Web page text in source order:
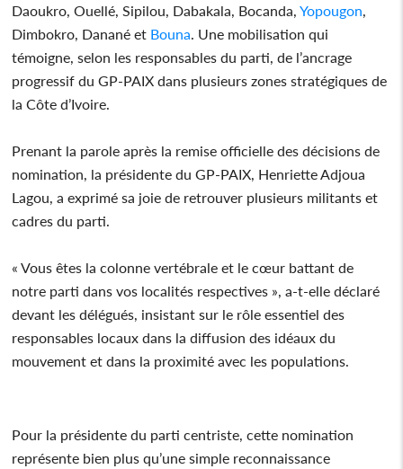
Daoukro, Ouellé, Sipilou, Dabakala, Bocanda, Yopougon
Dimbokro, Danané et Bouna . Une mobilisation qui
témoigne, selon les responsables du parti, de l’ancrage
progressif du GP-PAIX dans plusieurs zones stratégiques de
la Côte d’Ivoire.
Prenant la parole après la remise officielle des décisions de
nomination, la présidente du GP-PAIX, Henriette Adjoua
Lagou, a exprimé sa joie de retrouver plusieurs militants et
cadres du parti.
« Vous êtes la colonne vertébrale et le cœur battant de
notre parti dans vos localités respectives », a-t-elle déclaré
devant les délégués, insistant sur le rôle essentiel des
responsables locaux dans la diffusion des idéaux du
mouvement et dans la proximité avec les populations.
Pour la présidente du parti centriste, cette nomination
représente bien plus qu’une simple reconnaissance